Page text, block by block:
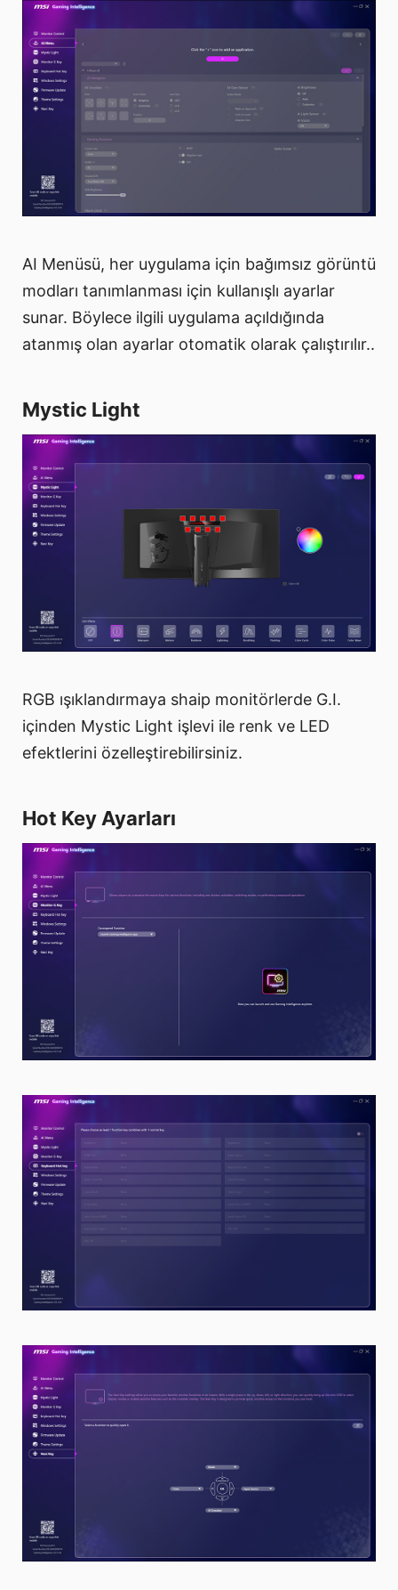
AI Menüsü, her uygulama için bağımsız görüntü
modları tanımlanması için kullanışlı ayarlar
sunar. Böylece ilgili uygulama açıldığında
atanmış olan ayarlar otomatik olarak çalıştırılır..
Mystic Light
RGB ışıklandırmaya shaip monitörlerde G.I.
içinden Mystic Light işlevi ile renk ve LED
efektlerini özelleştirebilirsiniz.
Hot Key Ayarları